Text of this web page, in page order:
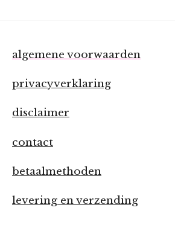
algemene voorwaarden
privacyverklaring
disclaimer
contact
betaalmethoden
levering en verzending